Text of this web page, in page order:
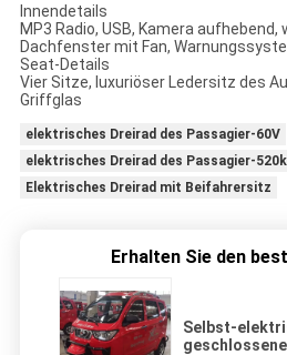
Innendetails
MP3 Radio, USB, Kamera
Dachfenster mit Fan,
Seat-Details
Vier Sitze, luxuriöser Ledersitz des
Griffglas
elektrisches Dreirad des Passagier-60V
elektrisches Dreirad des Passagier-
Elektrisches Dreirad mit Beifahrersitz
Erhalten Sie den
Selbst-